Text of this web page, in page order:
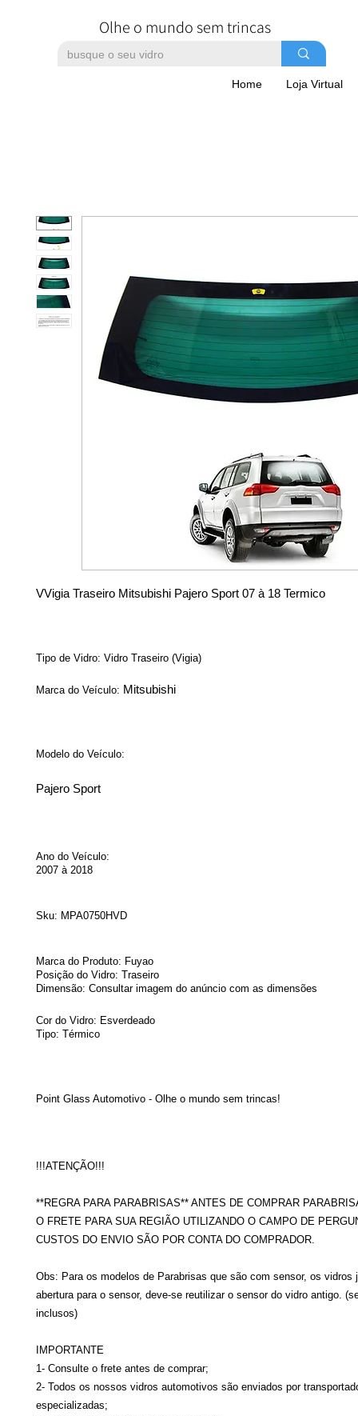
Olhe o mundo sem trincas
Home Loja Virtual
VVigia Traseiro Mitsubishi Pajero Sport 07 à 18 Termico
Tipo de Vidro: Vidro Traseiro (Vigia)
Marca do Veículo: Mitsubishi
Modelo do Veículo:
Pajero Sport
Ano do Veículo:
2007 à 2018
Sku: MPA0750HVD
Marca do Produto: Fuyao
Posição do Vidro: Traseiro
Dimensão: Consultar imagem do anúncio com as dimensões
Cor do Vidro: Esverdeado
Tipo: Térmico
Point Glass Automotivo - Olhe o mundo sem trincas!
!!!ATENÇÃO!!!
**REGRA PARA PARABRISAS** ANTES DE COMPRAR
O FRETE PARA SUA REGIÃO UTILIZANDO O CAMPO DE
CUSTOS DO ENVIO SÃO POR CONTA DO COMPRADOR.
Obs: Para os modelos de Parabrisas que são com sensor, os vidros
abertura para o sensor, deve-se reutilizar o sensor do vidro antigo.
inclusos)
IMPORTANTE
1- Consulte o frete antes de comprar;
2- Todos os nossos vidros automotivos são enviados por
especializadas;